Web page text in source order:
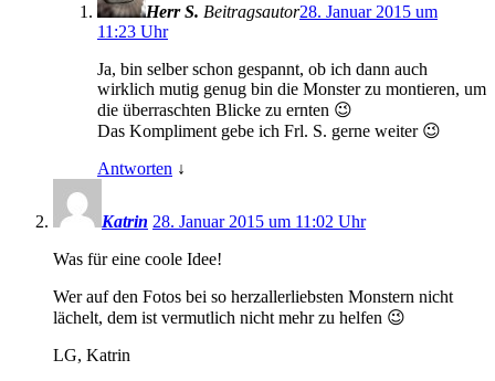
Herr S. Beitragsautor28. Januar 2015 um
11:23 Uhr
Ja, bin selber schon gespannt, ob ich dann auch
wirklich mutig genug bin die Monster zu montieren, um
die überraschten Blicke zu ernten 😉
Das Kompliment gebe ich Frl. S. gerne weiter 😉
Antworten ↓
Katrin 28. Januar 2015 um 11:02 Uhr
Was für eine coole Idee!
Wer auf den Fotos bei so herzallerliebsten Monstern nicht
lächelt, dem ist vermutlich nicht mehr zu helfen 😉
LG, Katrin